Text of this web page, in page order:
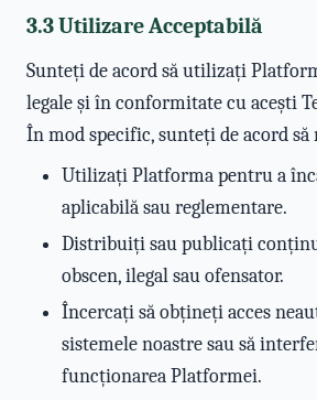
3.3 Utilizare Acceptabilă
Sunteți de acord să utilizați
legale și în conformitate cu acești
În mod specific, sunteți de acord să
Utilizați Platforma pentru a
aplicabilă sau reglementare.
Distribuiți sau publicați
obscen, ilegal sau ofensator.
Încercați să obțineți acces
sistemele noastre sau să
funcționarea Platformei.